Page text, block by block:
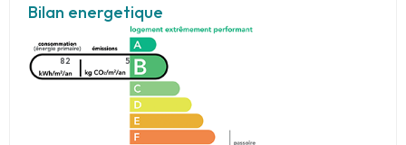
Bilan energetique
82 5